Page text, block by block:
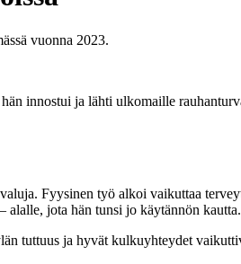
vuonna 2023.
innostui ja lähti ulkomaille
Fyysinen työ alkoi vaikuttaa
alalle, jota hän tunsi jo käytännön kautta.
tuttuus ja hyvät kulkuyhteydet